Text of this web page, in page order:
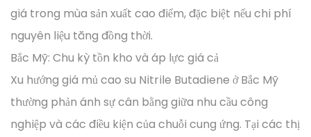
giá trong mùa sản xuất cao điểm, đặc biệt nếu chi phí
nguyên liệu tăng đồng thời.
Bắc Mỹ: Chu kỳ tồn kho và áp lực giá cả
Xu hướng giá mủ cao su Nitrile Butadiene ở Bắc Mỹ
thường phản ánh sự cân bằng giữa nhu cầu công
nghiệp và các điều kiện của chuỗi cung ứng. Tại các thị